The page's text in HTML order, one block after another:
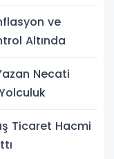
ve
Altında
Necati
Ticaret Hacmi